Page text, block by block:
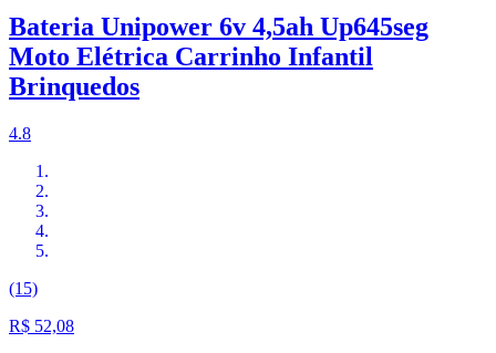
Bateria Unipower 6v 4,5ah Up645seg
Moto Elétrica Carrinho Infantil
Brinquedos
4.8
(15)
R$ 52,08